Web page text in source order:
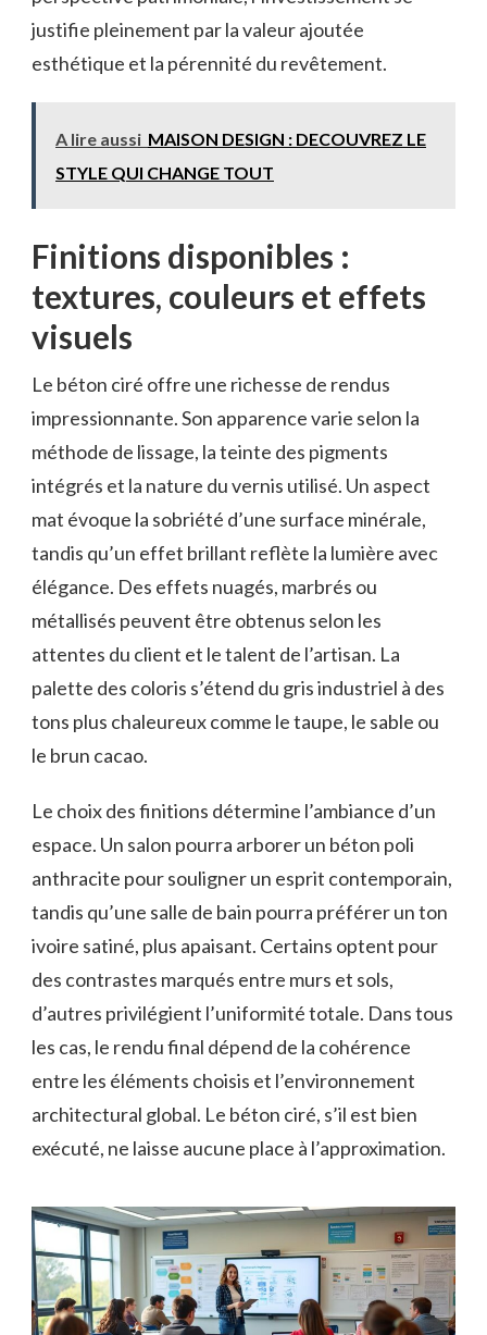
justifie pleinement par la valeur ajoutée
esthétique et la pérennité du revêtement.
A lire aussi MAISON DESIGN : DECOUVREZ LE
STYLE QUI CHANGE TOUT
Finitions disponibles :
textures, couleurs et effets
visuels
Le béton ciré offre une richesse de rendus
impressionnante. Son apparence varie selon la
méthode de lissage, la teinte des pigments
intégrés et la nature du vernis utilisé. Un aspect
mat évoque la sobriété d’une surface minérale,
tandis qu’un effet brillant reflète la lumière avec
élégance. Des effets nuagés, marbrés ou
métallisés peuvent être obtenus selon les
attentes du client et le talent de l’artisan. La
palette des coloris s’étend du gris industriel à des
tons plus chaleureux comme le taupe, le sable ou
le brun cacao.
Le choix des finitions détermine l’ambiance d’un
espace. Un salon pourra arborer un béton poli
anthracite pour souligner un esprit contemporain,
tandis qu’une salle de bain pourra préférer un ton
ivoire satiné, plus apaisant. Certains optent pour
des contrastes marqués entre murs et sols,
d’autres privilégient l’uniformité totale. Dans tous
les cas, le rendu final dépend de la cohérence
entre les éléments choisis et l’environnement
architectural global. Le béton ciré, s’il est bien
exécuté, ne laisse aucune place à l’approximation.